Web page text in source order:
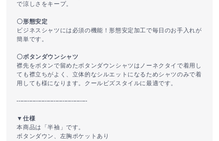
で涼しさをキープ。
〇形態安定
ビジネスシャツには必須の機能！形態安定加工で毎日のお手入れが
簡単です。
〇ボタンダウンシャツ
襟先をボタンで留めたボタンダウンシャツはノーネクタイで着用し
ても襟立ちがよく、立体的なシルエットになるためシャツのみで着
用しても様になります。クールビズスタイルに最適です。
----------------------------------------
▼仕様
本商品は「半袖」です。
ボタンダウン、左胸ポケットあり